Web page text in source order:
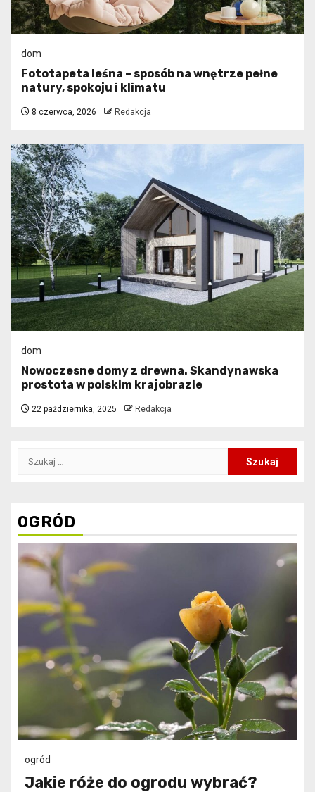
dom
​Fototapeta leśna – sposób na wnętrze pełne
natury, spokoju i klimatu
8 czerwca, 2026 Redakcja
dom
Nowoczesne domy z drewna. Skandynawska
prostota w polskim krajobrazie
22 października, 2025 Redakcja
Szukaj:
OGRÓD
ogród
Jakie róże do ogrodu wybrać?